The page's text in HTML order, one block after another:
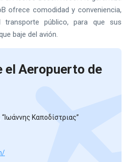
ofrece comodidad y conveniencia,
público, para que sus
baje del avión.
el Aeropuerto de
Καποδίστριας”